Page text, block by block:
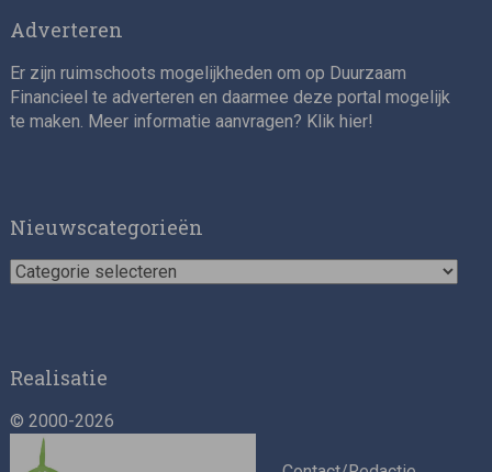
Adverteren
Er zijn ruimschoots mogelijkheden om op Duurzaam
Financieel te adverteren en daarmee deze portal mogelijk
te maken. Meer informatie aanvragen? Klik hier!
Nieuwscategorieën
Nieuwscategorieën
Realisatie
© 2000-2026